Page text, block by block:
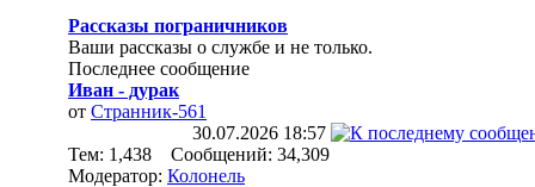
Рассказы пограничников
Ваши рассказы о службе и не только.
Последнее сообщение
Иван - дурак
от Странник-561
30.07.2026 18:57
Тем: 1,438 Сообщений: 34,309
Модератор: Колонель